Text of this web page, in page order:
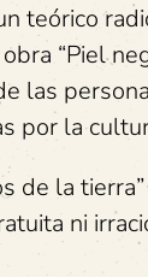
teórico
“Piel
las
por la
de la
ni